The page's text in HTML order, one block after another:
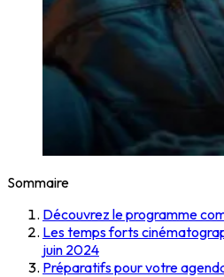
Sommaire
Découvrez le programme
Les temps forts
juin 2024
Préparatifs pour votre